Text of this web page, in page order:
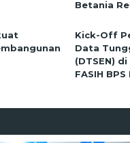
Betania
Kick-Off
Data
(DTSEN)
FASIH